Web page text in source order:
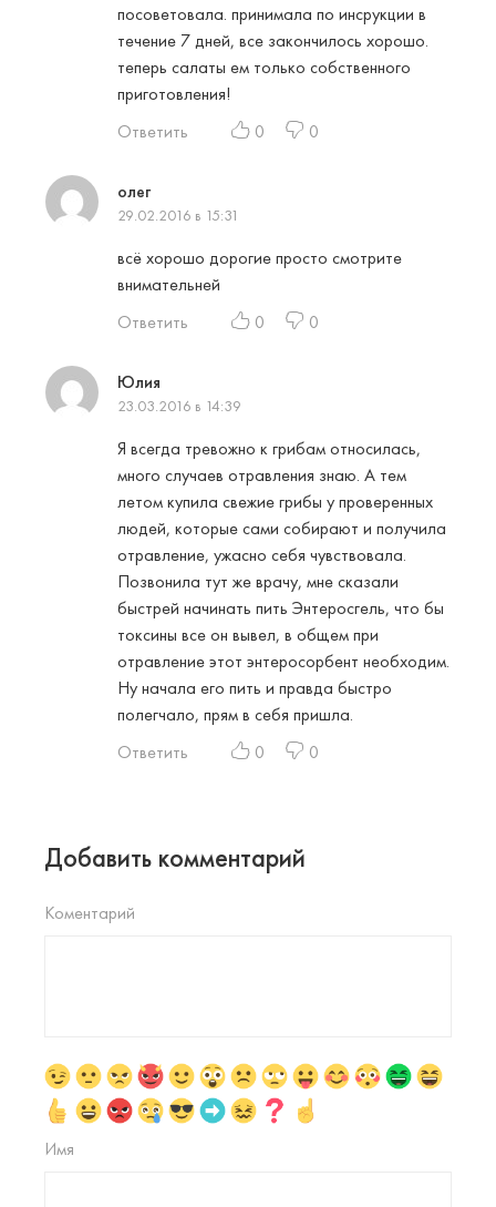
посоветовала. принимала по инсрукции в
течение 7 дней, все закончилось хорошо.
теперь салаты ем только собственного
приготовления!
Ответить
0 0
олег
29.02.2016 в 15:31
всё хорошо дорогие просто смотрите
внимательней
Ответить
0 0
Юлия
23.03.2016 в 14:39
Я всегда тревожно к грибам относилась,
много случаев отравления знаю. А тем
летом купила свежие грибы у проверенных
людей, которые сами собирают и получила
отравление, ужасно себя чувствовала.
Позвонила тут же врачу, мне сказали
быстрей начинать пить Энтеросгель, что бы
токсины все он вывел, в общем при
отравление этот энтеросорбент необходим.
Ну начала его пить и правда быстро
полегчало, прям в себя пришла.
Ответить
0 0
Добавить комментарий
Коментарий
Имя